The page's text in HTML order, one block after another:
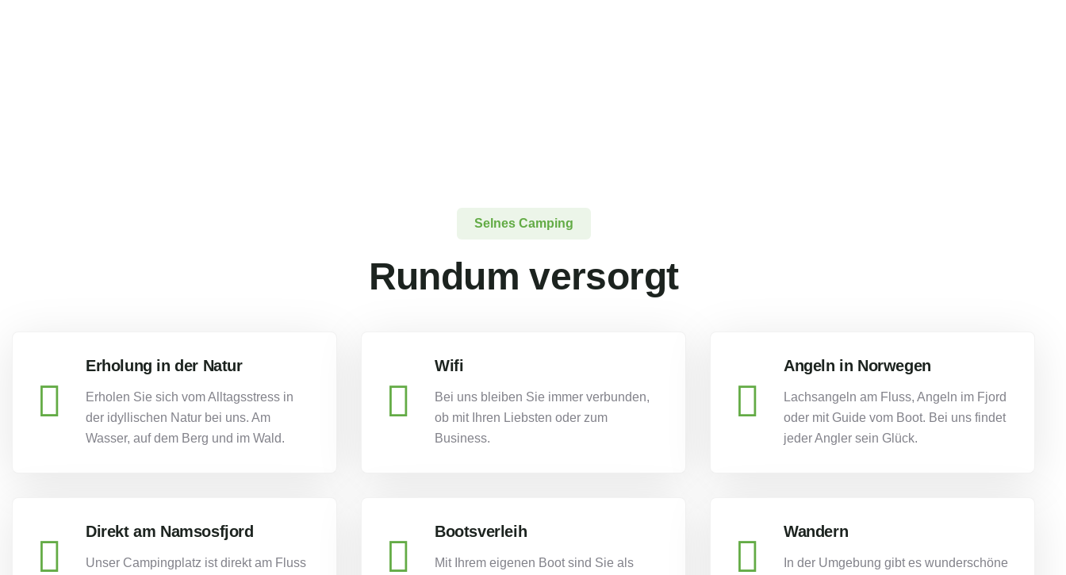
Selnes Camping
Rundum versorgt
Erholung in der Natur
Erholen Sie sich vom Alltagsstress in
der idyllischen Natur bei uns. Am
Wasser, auf dem Berg und im Wald.
Wifi
Bei uns bleiben Sie immer verbunden,
ob mit Ihren Liebsten oder zum
Business.
Angeln in Norwegen
Lachsangeln am Fluss, Angeln im Fjord
oder mit Guide vom Boot. Bei uns findet
jeder Angler sein Glück.
Direkt am Namsosfjord
Unser Campingplatz ist direkt am Fluss
Bootsverleih
Mit Ihrem eigenen Boot sind Sie als
Wandern
In der Umgebung gibt es wunderschöne